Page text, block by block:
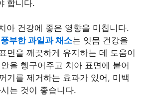
합니다.
아 건강에 좋은 영향을 미칩니다.
부한 과일과 채소는 잇몸 건강을
면을 깨끗하게 유지하는 데 도움이
을 헹구어주고 치아 표면에 붙어
기를 제거하는 효과가 있어, 미백
는 것이 좋습니다.